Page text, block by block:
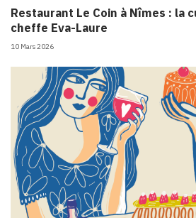
Restaurant Le Coin à Nîmes : la
cheffe Eva-Laure
10 Mars 2026